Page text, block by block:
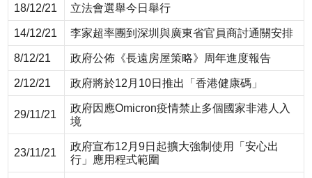
18/12/21 立法會選舉今日舉行
14/12/21 李家超率團到深圳與廣東省官員商討通關安排
8/12/21 政府公佈《長遠房屋策略》周年進度報告
2/12/21 政府將於12月10日推出「香港健康碼」
29/11/21
政府因應Omicron疫情禁止多個國家非港人入
境
23/11/21
政府宣布12月9日起擴大強制使用「安心出
行」應用程式範圍